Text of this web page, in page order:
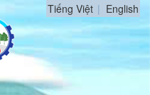
Tiếng Việt English